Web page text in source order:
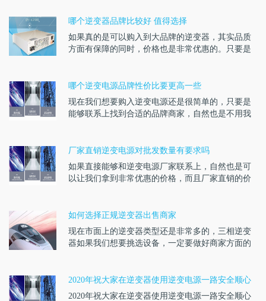
哪个逆变器品牌比较好 值得选择
如果真的是可以购入到大品牌的逆变器，其实品质
方面有保障的同时，价格也是非常优惠的。只要是
哪个逆变电源品牌性价比要更高一些
现在我们想要购入逆变电源还是很简单的，只要是
能够联系上找到合适的品牌商家，自然也是不用我
厂家直销逆变电源对批发数量有要求吗
如果直接能够和逆变电源厂家联系上，自然也是可
以让我们拿到非常优惠的价格，而且厂家直销的价
如何选择正规逆变器出售商家
现在市面上的逆变器类型还是非常多的，三相逆变
器如果我们想要挑选设备，一定要做好商家方面的
2020年祝大家在逆变器使用逆变电源一路安全顺心
如意
2020年祝大家在逆变器使用逆变电源一路安全顺心